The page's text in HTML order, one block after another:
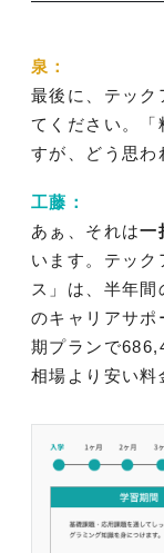
泉：
最後に、テック
てください。「
すが、どう思わ
工藤：
あぁ、それは一
います。テッ
ス」は、半年
のキャリアサポ
期プランで
相場より安い料